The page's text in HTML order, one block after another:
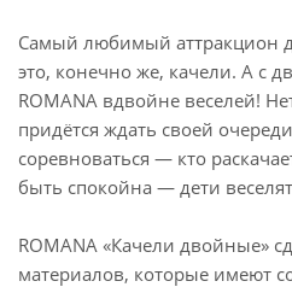
Самый любимый аттракцион
это, конечно же, качели. А с
ROMANA вдвойне веселей!
придётся ждать своей
соревноваться — кто
быть спокойна — дети
ROMANA «Качели двойные»
материалов, которые имеют